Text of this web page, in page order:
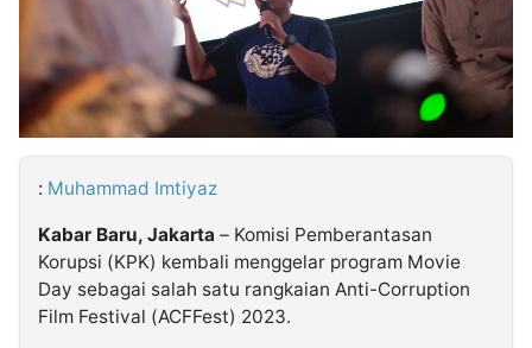
Follow
Kabarbaru
: Muhammad Imtiyaz
Kabar Baru, Jakarta – Komisi Pemberantasan
Korupsi (KPK) kembali menggelar program Movie
Day sebagai salah satu rangkaian Anti-Corruption
Film Festival (ACFFest) 2023.